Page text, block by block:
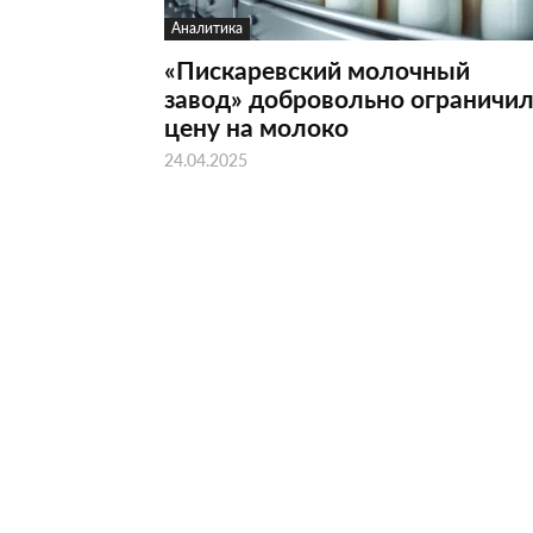
Аналитика
«Пискаревский молочный
завод» добровольно ограничил
цену на молоко
24.04.2025